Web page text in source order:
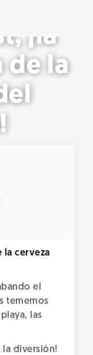
¡la
de la
la cerveza
el
tememos
las
la diversión!